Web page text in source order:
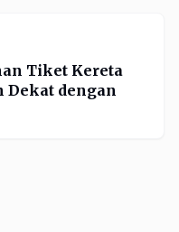
Tiket Kereta
Dekat dengan